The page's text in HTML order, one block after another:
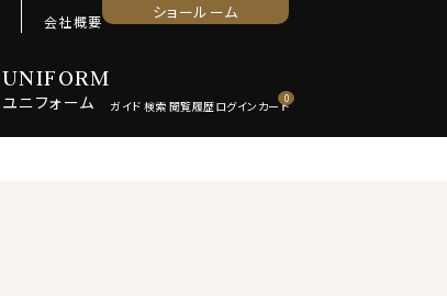
UNIFORM
ユニフォーム
会社概要 ショールーム
0